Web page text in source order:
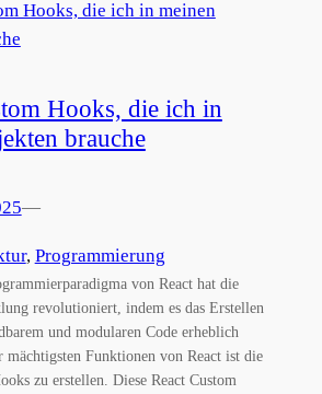
Hooks, die ich in
brauche
—
, Programmierung
von React hat die
revolutioniert, indem es das Erstellen
und modularen Code erheblich
Funktionen von React ist die
zu erstellen. Diese React Custom